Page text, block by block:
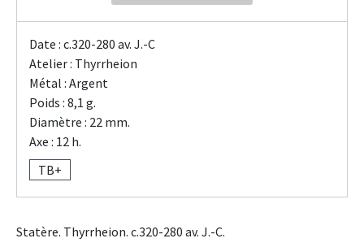
Date : c.320-280 av. J.-C
Atelier : Thyrrheion
Métal : Argent
Poids : 8,1 g.
Diamètre : 22 mm.
Axe : 12 h.
TB+
Statère. Thyrrheion. c.320-280 av. J.-C.